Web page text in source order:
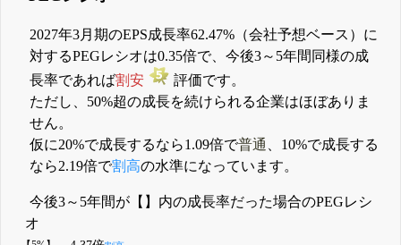
2027年3月期のEPS成長率62.47%（会社予想ベース）に
対するPEGレシオは0.35倍で、今後3～5年間同様の成
長率であれば割安
評価です。
ただし、50%超の成長を続けられる企業はほぼありま
せん。
仮に20%で成長するなら1.09倍で普通
、10%で成長する
なら2.19倍で割高の水準になっています。
今後3～5年間が【】内の成長率だった場合のPEGレシ
オ